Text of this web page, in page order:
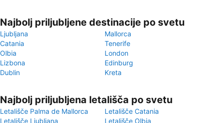
Najbolj priljubljene destinacije po svetu
Ljubljana
Mallorca
Catania
Tenerife
Olbia
London
Lizbona
Edinburg
Dublin
Kreta
Najbolj priljubljena letališča po svetu
Letališče Palma de Mallorca
Letališče Catania
Letališče Ljubljana
Letališče Olbia